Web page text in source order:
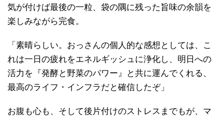
気が付けば最後の一粒、袋の隅に残った旨味の余韻を
楽しみながら完食。
「素晴らしい。おっさんの個人的な感想としては、こ
れは一日の疲れをエネルギッシュに浄化し、明日への
活力を『発酵と野菜のパワー』と共に運んでくれる、
最高のライフ・インフラだと確信したぞ」
お腹も心も、そして後片付けのストレスまでもが、マ